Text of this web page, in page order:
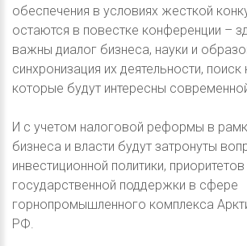
обеспечения в условиях жесткой
остаются в повестке конференции –
важны диалог бизнеса, науки и
синхронизация их деятельности,
которые будут интересны
И с учетом налоговой реформы в
бизнеса и власти будут затронуты
инвестиционной политики, приоритетов
государственной поддержки в сфере
горнопромышленного комплекса
РФ.